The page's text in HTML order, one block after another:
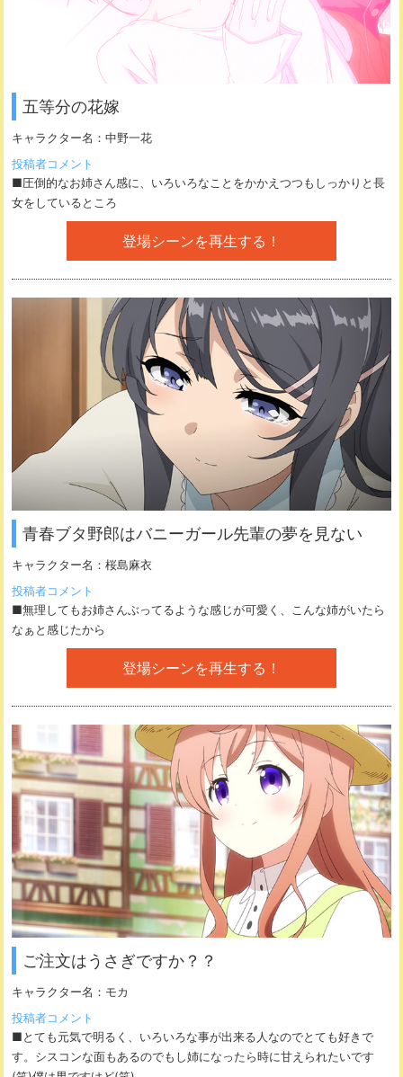
五等分の花嫁
キャラクター名：中野一花
投稿者コメント
■圧倒的なお姉さん感に、いろいろなことをかかえつつもしっかりと長
女をしているところ
登場シーンを再生する！
青春ブタ野郎はバニーガール先輩の夢を見ない
キャラクター名：桜島麻衣
投稿者コメント
■無理してもお姉さんぶってるような感じが可愛く、こんな姉がいたら
なぁと感じたから
登場シーンを再生する！
ご注文はうさぎですか？？
キャラクター名： モカ
投稿者コメント
■とても元気で明るく、いろいろな事が出来る人なのでとても好きで
す。シスコンな面もあるのでもし姉になったら時に甘えられたいです